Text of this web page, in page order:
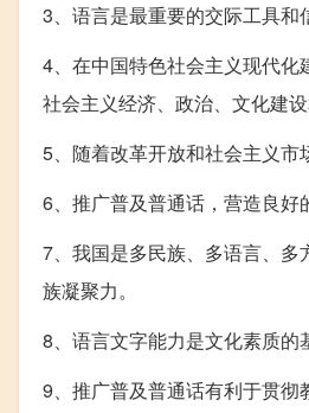
3、语言是最重要的交际工具和
4、在中国特色社会主义现代
社会主义经济、政治、文化建
5、随着改革开放和社会主义市
6、推广普及普通话，营造良好
7、我国是多民族、多语言、
族凝聚力。
8、语言文字能力是文化素质的
9、推广普及普通话有利于贯